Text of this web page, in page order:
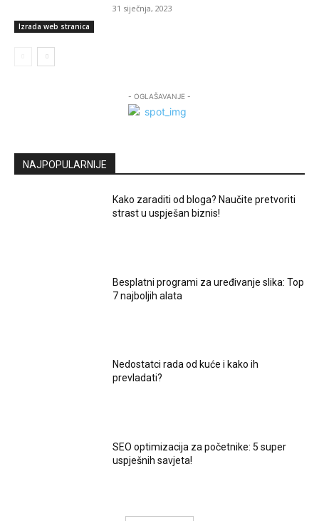
Izrada web stranica
31 siječnja, 2023
- OGLAŠAVANJE -
NAJPOPULARNIJE
Kako zaraditi od bloga? Naučite pretvoriti
strast u uspješan biznis!
Besplatni programi za uređivanje slika: Top
7 najboljih alata
Nedostatci rada od kuće i kako ih
prevladati?
SEO optimizacija za početnike: 5 super
uspješnih savjeta!